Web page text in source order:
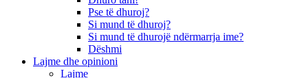
Pse të dhuroj?
Si mund të dhuroj?
Si mund të dhurojë ndërmarrja ime?
Dëshmi
Lajme dhe opinioni
Lajme